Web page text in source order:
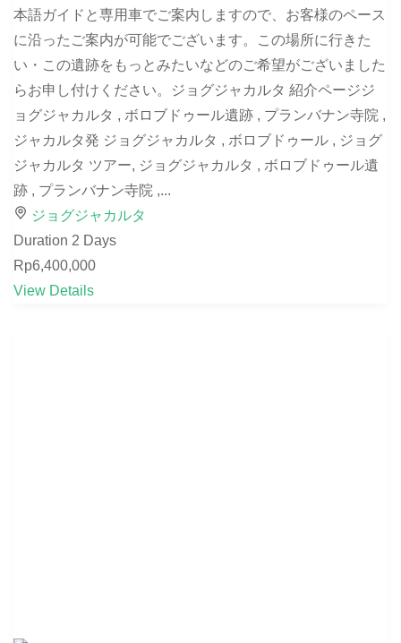
本語ガイドと専用車でご案内しますので、お客様のペース
に沿ったご案内が可能でございます。この場所に行きた
い・この遺跡をもっとみたいなどのご希望がございました
らお申し付けください。ジョグジャカルタ 紹介ページジ
ョグジャカルタ , ボロブドゥール遺跡 , プランバナン寺院 ,
ジャカルタ発 ジョグジャカルタ , ボロブドゥール , ジョグ
ジャカルタ ツアー, ジョグジャカルタ , ボロブドゥール遺
跡 , プランバナン寺院 ,...
ジョグジャカルタ
Duration 2 Days
Rp6,400,000
View Details